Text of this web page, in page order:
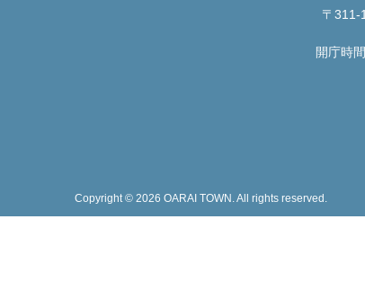
〒311-
開庁時
Copyright © 2026 OARAI TOWN. All rights reserved.